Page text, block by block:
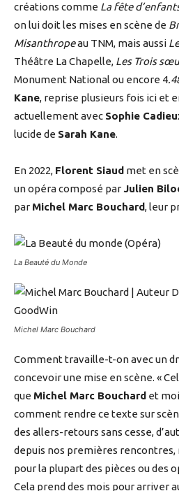
créations comme La fête
on lui doit les mises en scène de
Misanthropeau TNM, mais aussi
Théâtre La Chapelle, Les Trois
Monument National ou encore 4
Kane, reprise plusieurs fois ici et
actuellement avec Sophie
lucide de Sarah Kane.
En 2022, Florent Siaud met en
un opéra composé par Julien
par Michel Marc Bouchard, leur
La Beauté du Monde
Michel Marc Bouchard
Comment travaille-t-on avec un
concevoir une mise en scène. «
que Michel Marc Bouchard et
comment rendre ce texte sur
des allers-retours sans cesse,
depuis nos premières rencontres,
pour la plupart des pièces ou des
Cela prend des mois pour arriver